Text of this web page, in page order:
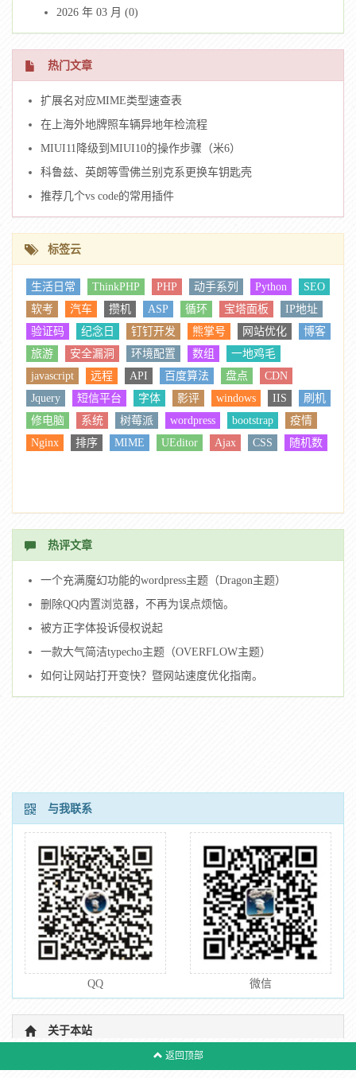
2026 年 03 月 (0)
热门文章
扩展名对应MIME类型速查表
在上海外地牌照车辆异地年检流程
MIUI11降级到MIUI10的操作步骤（米6）
科鲁兹、英朗等雪佛兰别克系更换车钥匙壳
推荐几个vs code的常用插件
标签云
生活日常 ThinkPHP PHP 动手系列 Python
SEO
软考
汽车 攒机 ASP 循环 宝塔面板
IP地址
验证码
纪念日 钉钉开发 熊掌号 网站优化
博客
旅游
安全漏洞 环境配置 数组
一地鸡毛
javascript
远程 API 百度算法 盘点
CDN
Jquery
短信平台 字体 影评 windows IIS
刷机
修电脑
系统 树莓派 wordpress bootstrap
疫情
Nginx
排序 MIME UEditor Ajax CSS 随机数
热评文章
一个充满魔幻功能的wordpress主题（Dragon主题）
删除QQ内置浏览器，不再为误点烦恼。
被方正字体投诉侵权说起
一款大气简洁typecho主题（OVERFLOW主题）
如何让网站打开变快？暨网站速度优化指南。
与我联系
QQ 微信
关于本站
使用声明
返回顶部